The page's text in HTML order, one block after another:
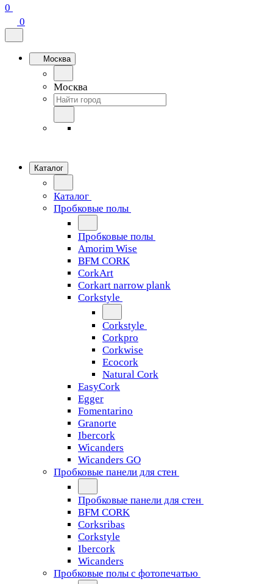
0
0
Москва
Москва
Каталог
Каталог
Пробковые полы
Пробковые полы
Amorim Wise
BFM CORK
CorkArt
Corkart narrow plank
Corkstyle
Corkstyle
Corkpro
Corkwise
Ecocork
Natural Cork
EasyCork
Egger
Fomentarino
Granorte
Ibercork
Wicanders
Wicanders GO
Пробковые панели для стен
Пробковые панели для стен
BFM CORK
Corksribas
Corkstyle
Ibercork
Wicanders
Пробковые полы с фотопечатью